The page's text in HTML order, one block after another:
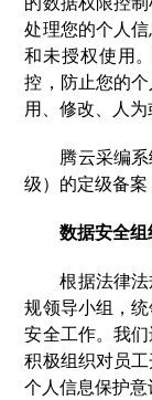
处理您的个人
和未授权使用
控，防止您的
用、修改、人为
腾云采编
级）的定级备案
数据安全
根据法律
规领导小组，
安全工作。我
积极组织对员
个人信息保护意